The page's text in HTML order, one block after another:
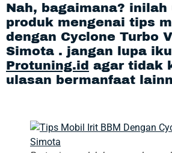
Nah, bagaimana? inilah
produk mengenai tips
dengan Cyclone Turbo
Simota . jangan lupa
Protuning.id agar tidak
ulasan bermanfaat